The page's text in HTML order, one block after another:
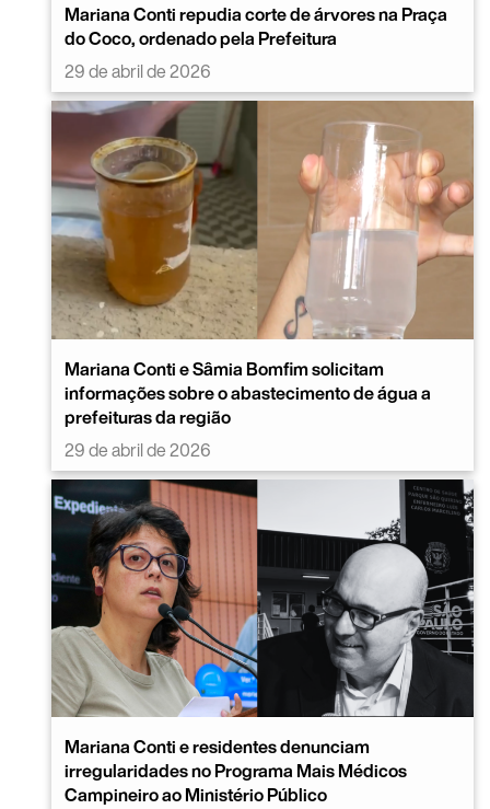
Mariana Conti repudia corte de árvores na Praça
do Coco, ordenado pela Prefeitura
29 de abril de 2026
Mariana Conti e Sâmia Bomfim solicitam
informações sobre o abastecimento de água a
prefeituras da região
29 de abril de 2026
Mariana Conti e residentes denunciam
irregularidades no Programa Mais Médicos
Campineiro ao Ministério Público